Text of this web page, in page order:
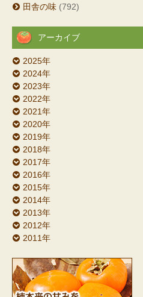
田舎の味 (792)
アーカイブ
2025年
2024年
2023年
2022年
2021年
2020年
2019年
2018年
2017年
2016年
2015年
2014年
2013年
2012年
2011年